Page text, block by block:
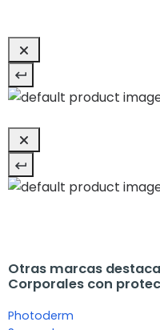
Otras marcas
Corporales con
Photoderm